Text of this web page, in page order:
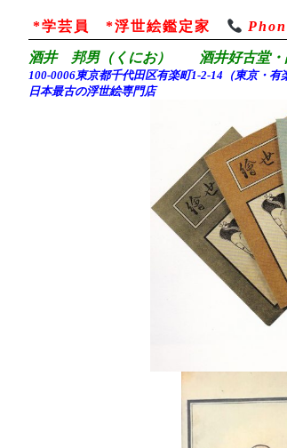
*学芸員 *浮世絵鑑定家
酒井 邦男（くにお） 酒井好古
100-0006東京都千代田区有楽町1-2-14（東京・
日本最古の浮世絵専門店